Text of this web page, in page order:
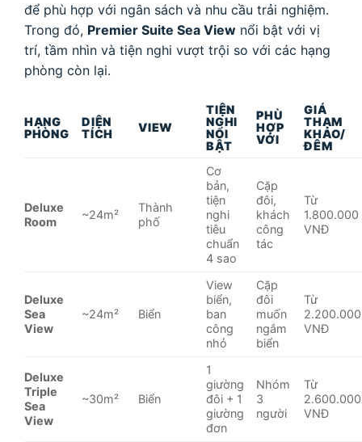
để phù hợp với ngân sách và nhu cầu trải nghiệm.
Trong đó, Premier Suite Sea View nổi bật với vị
trí, tầm nhìn và tiện nghi vượt trội so với các hạng
phòng còn lại.
HẠNG
PHÒNG
DIỆN
TÍCH
VIEW
TIỆN
NGHI
NỔI
BẬT
PHÙ
HỢP
VỚI
GIÁ
THAM
KHẢO/
ĐÊM
Deluxe
Room
~24m²
Thành
phố
Cơ
bản,
tiện
nghi
tiêu
chuẩn
4 sao
Cặp
đôi,
khách
công
tác
Từ
1.800.000
VNĐ
Deluxe
Sea
View
~24m² Biển
View
biển,
ban
công
nhỏ
Cặp
đôi
muốn
ngắm
biển
Từ
2.200.000
VNĐ
Deluxe
Triple
Sea
View
~30m² Biển
1
giường
đôi + 1
giường
đơn
Nhóm
3
người
Từ
2.600.000
VNĐ